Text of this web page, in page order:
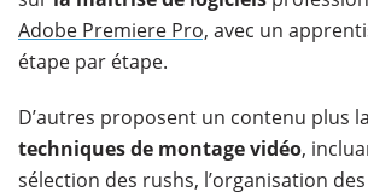
Adobe Premiere Pro, avec un
étape par étape.
D’autres proposent un contenu plus
techniques de montage vidéo,
sélection des rushs, l’organisation